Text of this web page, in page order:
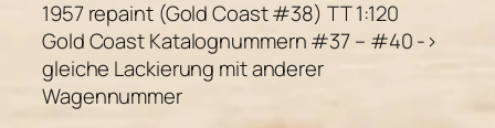
1957 repaint (Gold Coast #38) TT 1:120
Gold Coast Katalognummern #37 – #40 ->
gleiche Lackierung mit anderer
Wagennummer